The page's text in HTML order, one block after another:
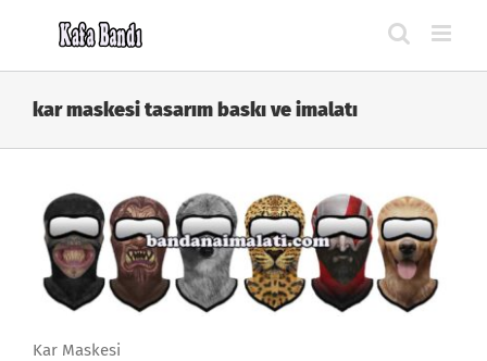
kar maskesi tasarım baskı ve imalatı
Kar Maskesi